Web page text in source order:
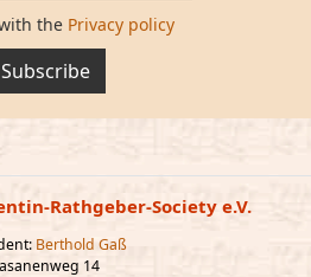
the Privacy policy
Subscribe
Rathgeber-Society e.V.
Berthold Gaß
14